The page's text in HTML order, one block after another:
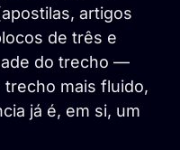
artigos
de três e
do trecho —
mais fluido,
já é, em si, um